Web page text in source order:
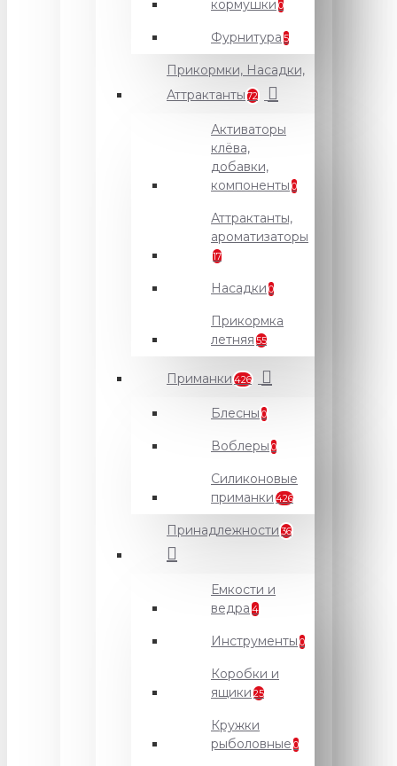
кормушки 0
Фурнитура 5
Прикормки, Насадки,
Аттрактанты 72
Активаторы
клёва,
добавки,
компоненты 0
Аттрактанты,
ароматизаторы
17
Насадки 0
Прикормка
летняя 55
Приманки 426
Блесны 0
Воблеры 0
Силиконовые
приманки 426
Принадлежности 36
Емкости и
ведра 4
Инструменты 0
Коробки и
ящики 25
Кружки
рыболовные 0